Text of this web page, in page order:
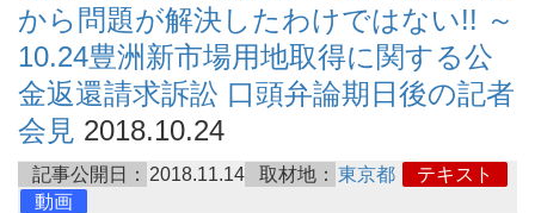
から問題が解決したわけではない!! ～
10.24豊洲新市場用地取得に関する公
金返還請求訴訟 口頭弁論期日後の記者
会見 2018.10.24
記事公開日： 2018.11.14 取材地： 東京都
テキスト
動画